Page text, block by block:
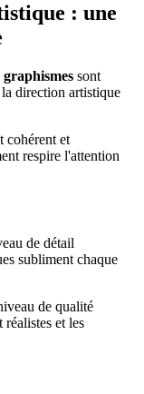
: une
graphismes sont
direction artistique
cohérent et
respire l'attention
de détail
subliment chaque
de qualité
réalistes et les